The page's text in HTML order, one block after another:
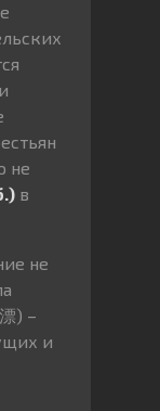
не
в
не
) –
и